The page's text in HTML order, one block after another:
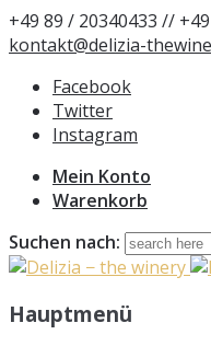
+49 89 / 20340433 //
kontakt@delizia-
Facebook
Twitter
Instagram
Mein Konto
Warenkorb
Suchen nach:
Hauptmenü